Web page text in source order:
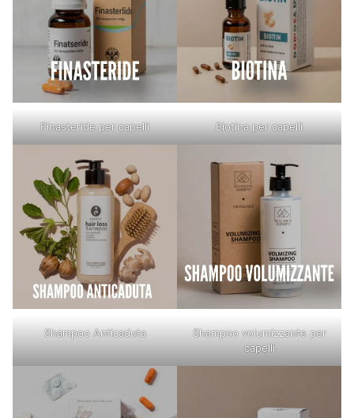
Finasteride per capelli Biotina per capelli
Shampoo Anticaduta
Shampoo volumizzante per
capelli